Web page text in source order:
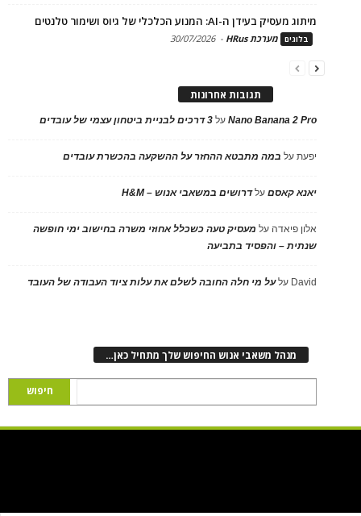
מיתוג מעסיק בעידן ה-AI: המנוע הכלכלי של גיוס ושימור טלנטים
בלוגים מערכת HRus -
30/07/2026
תגובות אחרונות
Nano Banana 2 Proעל 3 דרכים לבניית ביטחון עצמי של עובדים
יפעתעל במה מתבטא ההחזר על ההשקעה בהכשרת עובדים
יאנא קאסםעלדרושים במשאבי אנוש – H&M
אלון פיאדה על מעסיק טעה כשכלל אחוזי משרה בחישוב ימי חופשה
שנתית – והפסיד בתביעה
David עלעל מי חלה החובה לשלם את עלות ציוד העבודה של העובד
מנהל משאבי אנוש החיפוש שלך מתחיל כאן…